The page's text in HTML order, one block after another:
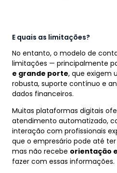
E quais as limitações?
No entanto, o modelo de
limitações — principalmente
e grande porte, que exigem
robusta, suporte contínuo e
dados financeiros.
Muitas plataformas digitais
atendimento automatizado,
interação com profissionais
que o empresário pode até
mas não recebe orientação
fazer com essas informações.